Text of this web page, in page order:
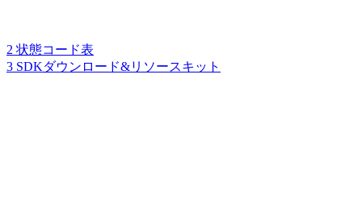
2 状態コード表
3 SDKダウンロード&リソースキット